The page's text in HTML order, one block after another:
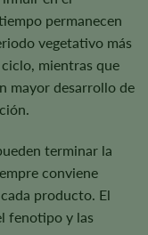
permanecen
vegetativo más
mientras que
mayor desarrollo de
terminar la
conviene
producto. El
fenotipo y las